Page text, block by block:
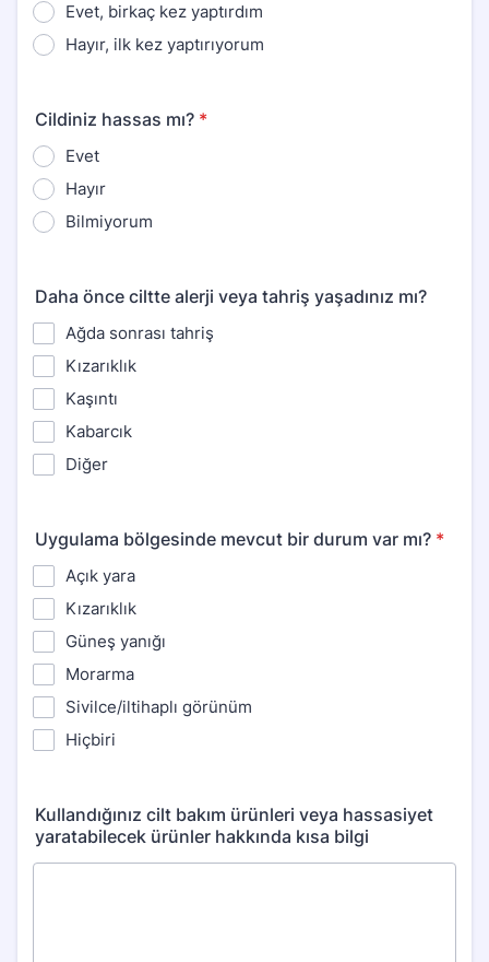
Evet, birkaç kez yaptırdım
Hayır, ilk kez yaptırıyorum
Cildiniz hassas mı? *
Evet
Hayır
Bilmiyorum
Daha önce ciltte alerji veya tahriş yaşadınız mı?
Ağda sonrası tahriş
Kızarıklık
Kaşıntı
Kabarcık
Diğer
Uygulama bölgesinde mevcut bir durum var mı? *
Açık yara
Kızarıklık
Güneş yanığı
Morarma
Sivilce/iltihaplı görünüm
Hiçbiri
Kullandığınız cilt bakım ürünleri veya hassasiyet
yaratabilecek ürünler hakkında kısa bilgi